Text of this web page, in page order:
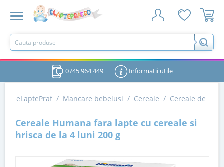
0745 964 449 Informatii utile
eLaptePraf / Mancare bebelusi / Cereale / Cereale de la 4
Cereale Humana fara lapte cu cereale si
hrisca de la 4 luni 200 g